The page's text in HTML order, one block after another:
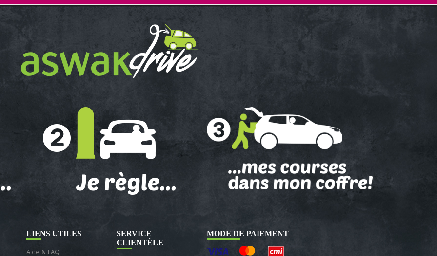
LIENS UTILES
Aide & FAQ
SERVICE
CLIENTÈLE
MODE DE PAIEMENT